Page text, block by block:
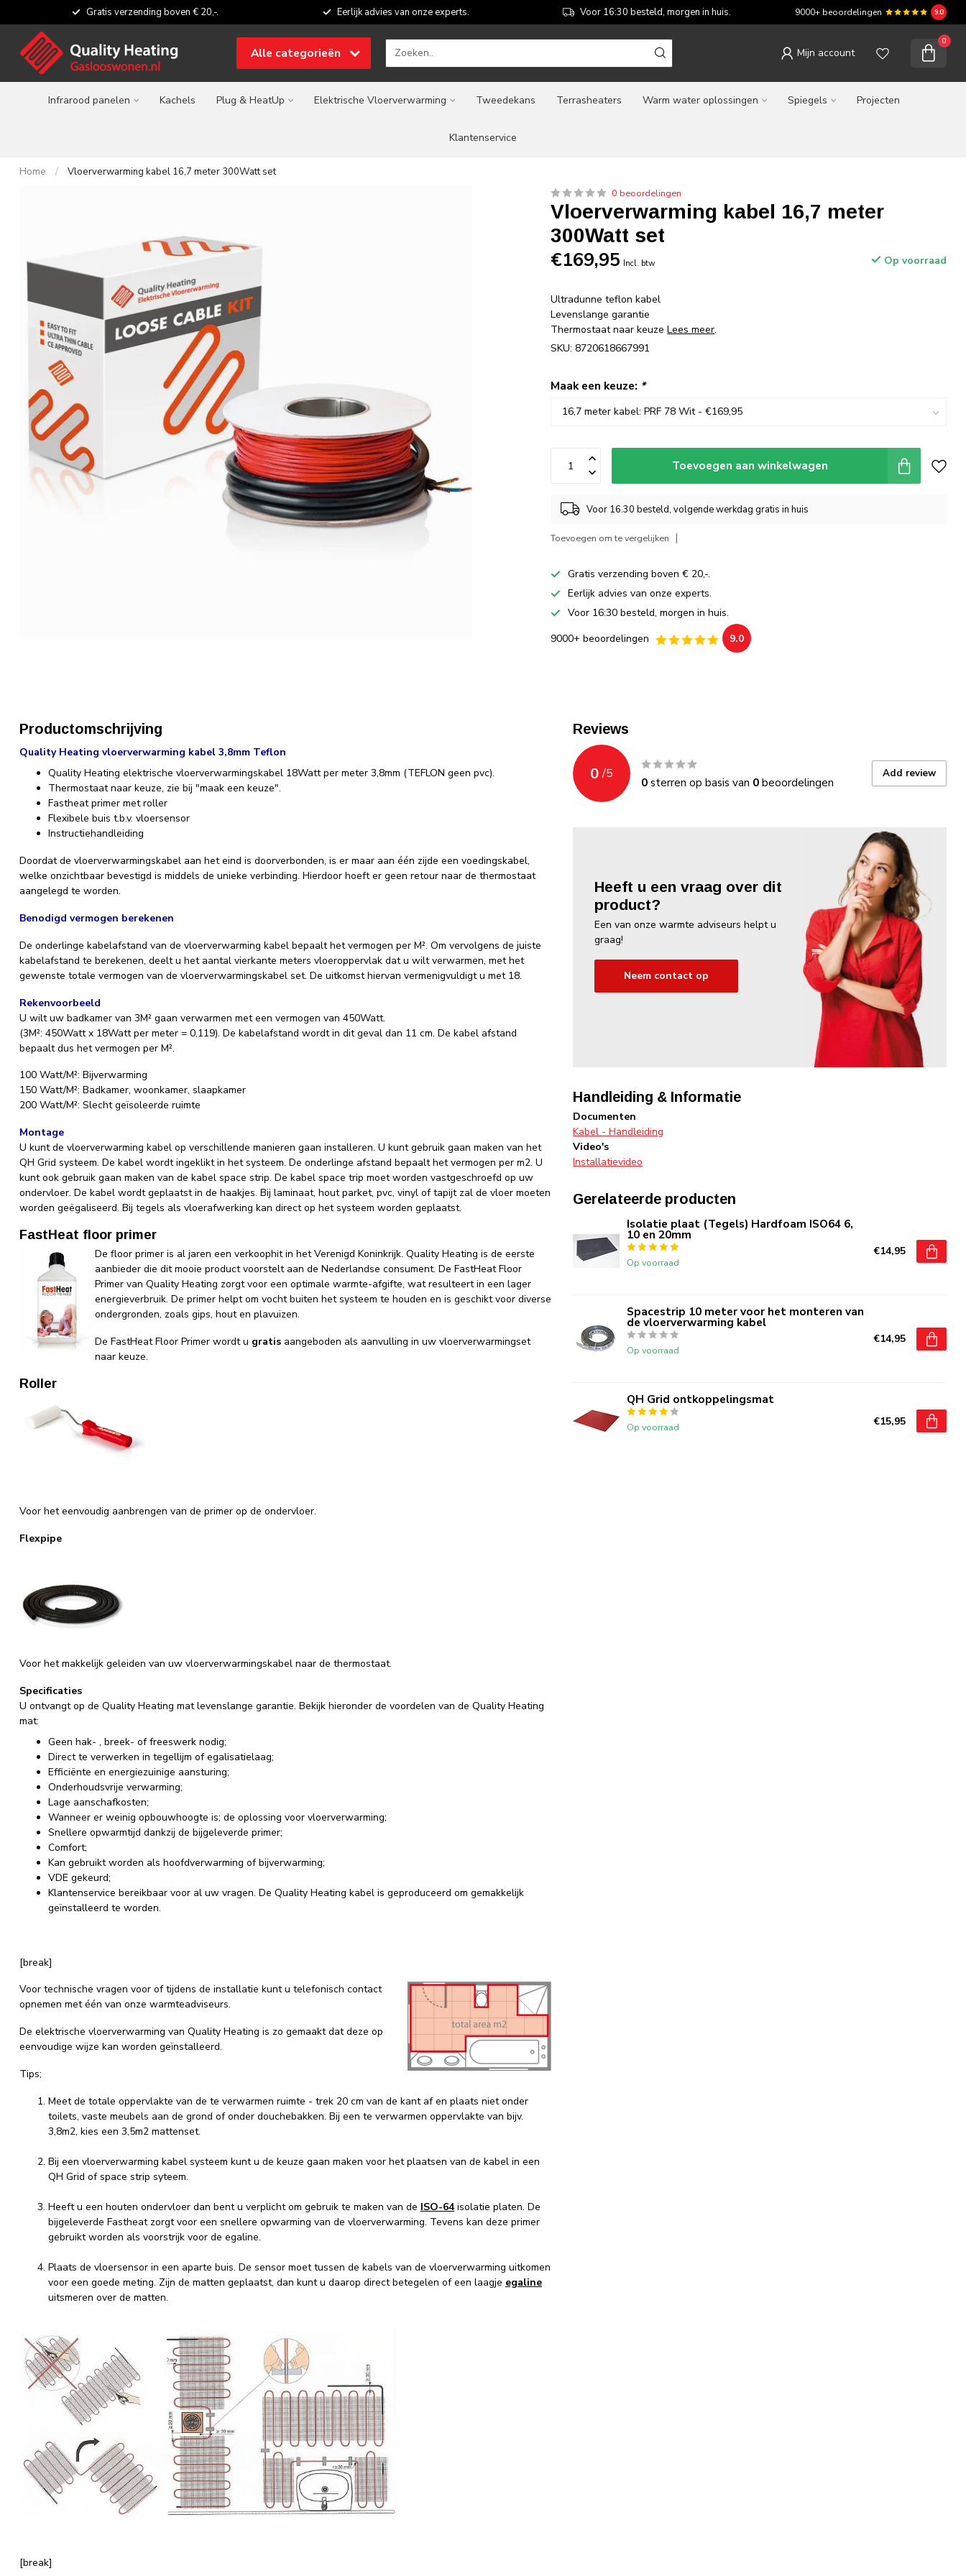
Gratis verzending boven € 20,-. Eerlijk advies van onze experts. Voor 16:30 besteld, morgen in huis. 9000+ beoordelingen 9.0
Alle categorieën Mijn account
0
Infrarood panelen Kachels Plug & HeatUp Elektrische Vloerverwarming Tweedekans Terrasheaters Warm water oplossingen Spiegels Projecten
Klantenservice
Home / Vloerverwarming kabel 16,7 meter 300Watt set
0 beoordelingen
Vloerverwarming kabel 16,7 meter
300Watt set
€169,95 Incl. btw Op voorraad
Ultradunne teflon kabel
Levenslange garantie
Thermostaat naar keuzeLees meer.
SKU: 8720618667991
Maak een keuze: *
Toevoegen aan winkelwagen
Voor 16.30 besteld, volgende werkdag gratis in huis
Toevoegen om te vergelijken
Gratis verzending boven € 20,-.
Eerlijk advies van onze experts.
Voor 16:30 besteld, morgen in huis.
9000+ beoordelingen
9.0
Productomschrijving
Quality Heating vloerverwarming kabel 3,8mm Teflon
Quality Heating elektrische vloerverwarmingskabel 18Watt per meter 3,8mm (TEFLON geen pvc).
Thermostaat naar keuze, zie bij "maak een keuze".
Fastheat primer met roller
Flexibele buis t.b.v. vloersensor
Instructiehandleiding
Doordat de vloerverwarmingskabel aan het eind is doorverbonden, is er maar aan één zijde een voedingskabel,
welke onzichtbaar bevestigd is middels de unieke verbinding. Hierdoor hoeft er geen retour naar de thermostaat
aangelegd te worden.
Benodigd vermogen berekenen
De onderlinge kabelafstand van de vloerverwarming kabel bepaalt het vermogen per M². Om vervolgens de juiste
kabelafstand te berekenen, deelt u het aantal vierkante meters vloeroppervlak dat u wilt verwarmen, met het
gewenste totale vermogen van de vloerverwarmingskabel set. De uitkomst hiervan vermenigvuldigt u met 18.
Rekenvoorbeeld
U wilt uw badkamer van 3M² gaan verwarmen met een vermogen van 450Watt.
(3M²: 450Watt x 18Watt per meter = 0,119). De kabelafstand wordt in dit geval dan 11 cm. De kabel afstand
bepaalt dus het vermogen per M².
100 Watt/M²: Bijverwarming
150 Watt/M²: Badkamer, woonkamer, slaapkamer
200 Watt/M²: Slecht geïsoleerde ruimte
Montage
U kunt de vloerverwarming kabel op verschillende manieren gaan installeren. U kunt gebruik gaan maken van het
QH Grid systeem. De kabel wordt ingeklikt in het systeem. De onderlinge afstand bepaalt het vermogen per m2. U
kunt ook gebruik gaan maken van de kabel space strip. De kabel space trip moet worden vastgeschroefd op uw
ondervloer. De kabel wordt geplaatst in de haakjes. Bij laminaat, hout parket, pvc, vinyl of tapijt zal de vloer moeten
worden geëgaliseerd. Bij tegels als vloerafwerking kan direct op het systeem worden geplaatst.
FastHeat floor primer
De floor primer is al jaren een verkoophit in het Verenigd Koninkrijk. Quality Heating is de eerste
aanbieder die dit mooie product voorstelt aan de Nederlandse consument. De FastHeat Floor
Primer van Quality Heating zorgt voor een optimale warmte-afgifte, wat resulteert in een lager
energieverbruik. De primer helpt om vocht buiten het systeem te houden en is geschikt voor diverse
ondergronden, zoals gips, hout en plavuizen.
De FastHeat Floor Primer wordt u gratis aangeboden als aanvulling in uw vloerverwarmingset
naar keuze.
Roller
Voor het eenvoudig aanbrengen van de primer op de ondervloer.
Flexpipe
Voor het makkelijk geleiden van uw vloerverwarmingskabel naar de thermostaat.
Specificaties
U ontvangt op de Quality Heating mat levenslange garantie. Bekijk hieronder de voordelen van de Quality Heating
mat:
Geen hak- , breek- of freeswerk nodig;
Direct te verwerken in tegellijm of egalisatielaag;
Efficiënte en energiezuinige aansturing;
Onderhoudsvrije verwarming;
Lage aanschafkosten;
Wanneer er weinig opbouwhoogte is; de oplossing voor vloerverwarming;
Snellere opwarmtijd dankzij de bijgeleverde primer;
Comfort;
Kan gebruikt worden als hoofdverwarming of bijverwarming;
VDE gekeurd;
Klantenservice bereikbaar voor al uw vragen. De Quality Heating kabel is geproduceerd om gemakkelijk
geïnstalleerd te worden.
[break]
Voor technische vragen voor of tijdens de installatie kunt u telefonisch contact
opnemen met één van onze warmteadviseurs.
De elektrische vloerverwarming van Quality Heating is zo gemaakt dat deze op
eenvoudige wijze kan worden geïnstalleerd.
Tips;
Meet de totale oppervlakte van de te verwarmen ruimte - trek 20 cm van de kant af en plaats niet onder
toilets, vaste meubels aan de grond of onder douchebakken. Bij een te verwarmen oppervlakte van bijv.
3,8m2, kies een 3,5m2 mattenset.
Bij een vloerverwarming kabel systeem kunt u de keuze gaan maken voor het plaatsen van de kabel in een
QH Grid of space strip syteem.
Heeft u een houten ondervloer dan bent u verplicht om gebruik te maken van de ISO-64 isolatie platen. De
bijgeleverde Fastheat zorgt voor een snellere opwarming van de vloerverwarming. Tevens kan deze primer
gebruikt worden als voorstrijk voor de egaline.
Plaats de vloersensor in een aparte buis. De sensor moet tussen de kabels van de vloerverwarming uitkomen
voor een goede meting. Zijn de matten geplaatst, dan kunt u daarop direct betegelen of een laagje egaline
uitsmeren over de matten.
[break]
Reviews
0 /5
0sterren op basis van 0beoordelingen
Add review
Heeft u een vraag over dit
product?
Een van onze warmte adviseurs helpt u
graag!
Neem contact op
Handleiding & Informatie
Documenten
Kabel - Handleiding
Video's
Installatievideo
Gerelateerde producten
Isolatie plaat (Tegels) Hardfoam ISO64 6,
10 en 20mm
Op voorraad
€14,95
Spacestrip 10 meter voor het monteren van
de vloerverwarming kabel
Op voorraad
€14,95
QH Grid ontkoppelingsmat
Op voorraad €15,95